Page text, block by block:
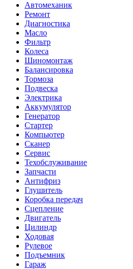
Автомеханик
Ремонт
Диагностика
Масло
Фильтр
Колеса
Шиномонтаж
Балансировка
Тормоза
Подвеска
Электрика
Аккумулятор
Генератор
Стартер
Компьютер
Сканер
Сервис
Техобслуживание
Запчасти
Антифриз
Глушитель
Коробка передач
Сцепление
Двигатель
Цилиндр
Ходовая
Рулевое
Подъемник
Гараж